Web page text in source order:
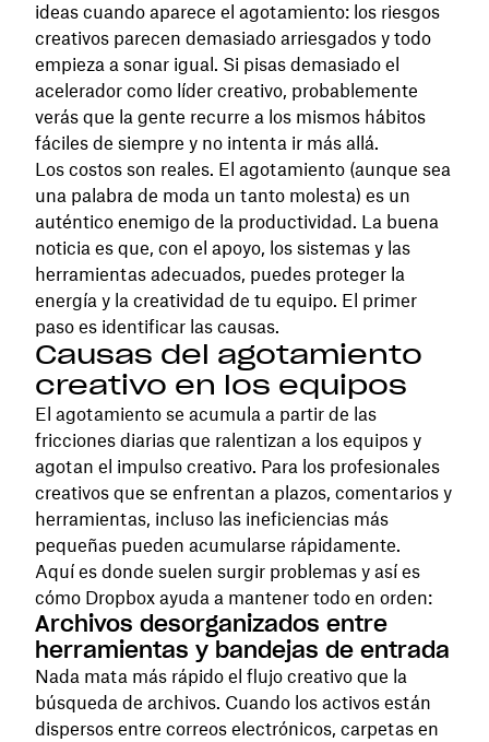
ideas cuando aparece el agotamiento: los riesgos
creativos parecen demasiado arriesgados y todo
empieza a sonar igual. Si pisas demasiado el
acelerador como líder creativo, probablemente
verás que la gente recurre a los mismos hábitos
fáciles de siempre y no intenta ir más allá.
Los costos son reales. El agotamiento (aunque sea
una palabra de moda un tanto molesta) es un
auténtico enemigo de la productividad. La buena
noticia es que, con el apoyo, los sistemas y las
herramientas adecuados, puedes proteger la
energía y la creatividad de tu equipo. El primer
paso es identificar las causas.
Causas del agotamiento
creativo en los equipos
El agotamiento se acumula a partir de las
fricciones diarias que ralentizan a los equipos y
agotan el impulso creativo. Para los profesionales
creativos que se enfrentan a plazos, comentarios y
herramientas, incluso las ineficiencias más
pequeñas pueden acumularse rápidamente.
Aquí es donde suelen surgir problemas y así es
cómo Dropbox ayuda a mantener todo en orden:
Archivos desorganizados entre
herramientas y bandejas de entrada
Nada mata más rápido el flujo creativo que la
búsqueda de archivos. Cuando los activos están
dispersos entre correos electrónicos, carpetas en